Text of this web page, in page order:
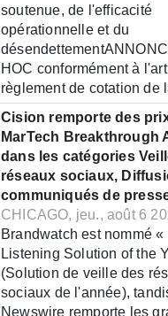
soutenue, de l'efficacité
opérationnelle et du
HOC conformément à
règlement de cotation de
Cision remporte des
MarTech Breakthrough
dans les catégories
réseaux sociaux,
communiqués de
CHICAGO, jeu., août 6
Brandwatch est nommé «
Listening Solution of the
(Solution de veille des
sociaux de l'année),
Newswire remporte les